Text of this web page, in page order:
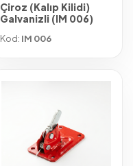
Çiroz (Kalıp Kilidi)
Galvanizli (IM 006)
Kod: IM 006